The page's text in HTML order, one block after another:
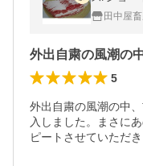
田中屋
5
外出自粛の風潮の中
入しました。まさに
ピートさせていただき